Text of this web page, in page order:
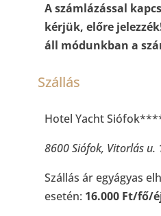
A számlázással
kérjük, előre
áll módunkban a
Szállás
Hotel Yacht
8600 Siófok, Vitorlás u.
Szállás ár egyágyas
esetén: 16.000 Ft/fő/